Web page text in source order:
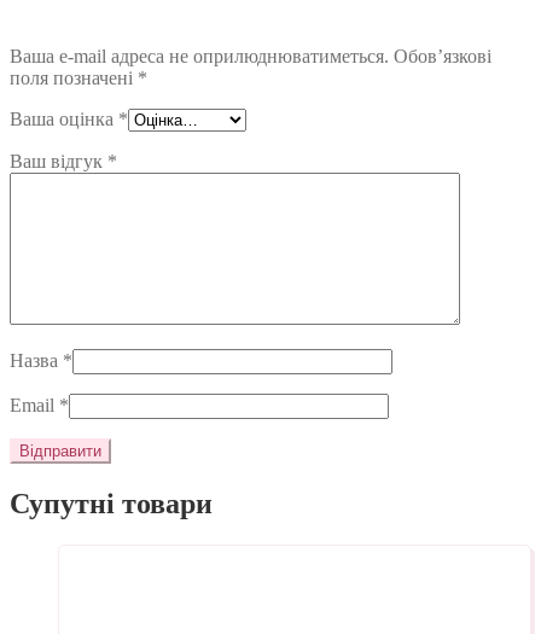
Ваша e-mail адреса не оприлюднюватиметься. Обов’язкові
поля позначені *
Ваша оцінка *
Ваш відгук *
Назва *
Email *
Супутні товари